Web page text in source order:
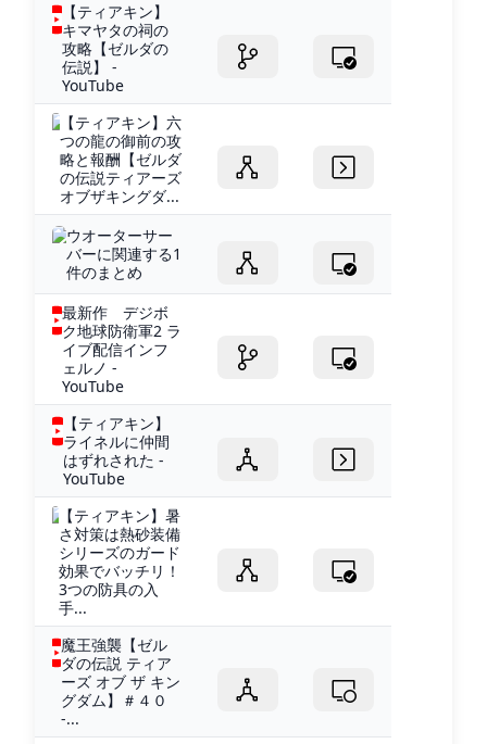
【ティアキン】
キマヤタの祠の
攻略【ゼルダの
伝説】 -
YouTube
【ティアキン】六
つの龍の御前の攻
略と報酬【ゼルダ
の伝説ティアーズ
オブザキングダ...
ウオーターサー
バーに関連する1
件のまとめ
最新作 デジボ
ク地球防衛軍2 ラ
イブ配信インフ
ェルノ -
YouTube
【ティアキン】
ライネルに仲間
はずれされた -
YouTube
【ティアキン】暑
さ対策は熱砂装備
シリーズのガード
効果でバッチリ！
3つの防具の入
手...
魔王強襲【ゼル
ダの伝説 ティア
ーズ オブ ザ キン
グダム】＃４０
-...